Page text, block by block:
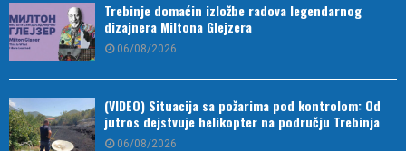
Trebinje domaćin izložbe radova legendarnog
dizajnera Miltona Glejzera
06/08/2026
(VIDEO) Situacija sa požarima pod kontrolom: Od
jutros dejstvuje helikopter na području Trebinja
06/08/2026